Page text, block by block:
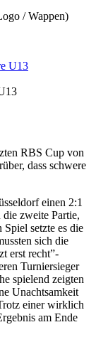
RBS Cup von
dass schwere
einen 2:1
zweite Partie,
setzte es die
sich die
erst recht”-
Turniersieger
spielend zeigten
Unachtsamkeit
einer wirklich
am Ende